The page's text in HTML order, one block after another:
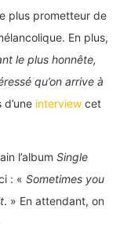
plus prometteur de
En plus,
le plus honnête,
qu’on arrive à
interview cet
l’album Single
: « Sometimes you
. » En attendant, on